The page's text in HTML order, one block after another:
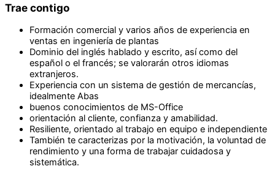
Trae contigo
Formación comercial y varios años de experiencia en
ventas en ingeniería de plantas
Dominio del inglés hablado y escrito, así como del
español o el francés; se valorarán otros idiomas
extranjeros.
Experiencia con un sistema de gestión de mercancías,
idealmente Abas
buenos conocimientos de MS-Office
orientación al cliente, confianza y amabilidad.
Resiliente, orientado al trabajo en equipo e independiente
También te caracterizas por la motivación, la voluntad de
rendimiento y una forma de trabajar cuidadosa y
sistemática.